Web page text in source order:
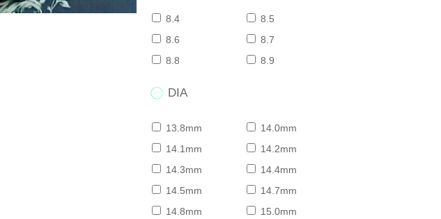
8.4
8.5
8.6
8.7
8.8
8.9
DIA
13.8mm
14.0mm
14.1mm
14.2mm
14.3mm
14.4mm
14.5mm
14.7mm
14.8mm
15.0mm